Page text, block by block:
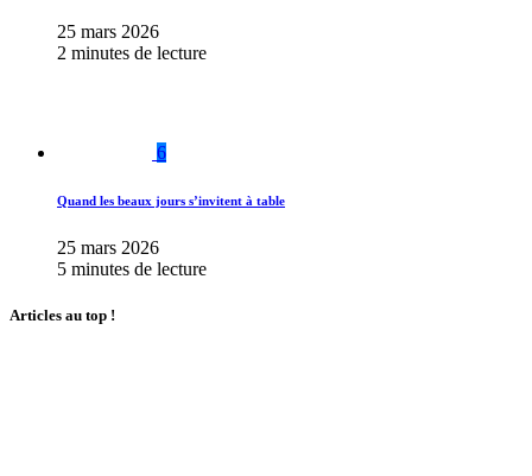
25 mars 2026
2 minutes de lecture
6
Quand les beaux jours s’invitent à table
25 mars 2026
5 minutes de lecture
Articles au top !